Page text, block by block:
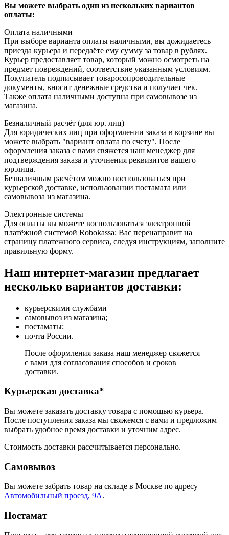
Вы можете выбрать один из нескольких вариантов
оплаты:
Оплата наличными
При выборе варианта оплаты наличными, вы дожидаетесь
приезда курьера и передаёте ему сумму за товар в рублях.
Курьер предоставляет товар, который можно осмотреть на
предмет повреждений, соответствие указанным условиям.
Покупатель подписывает товаросопроводительные
документы, вносит денежные средства и получает чек.
Также оплата наличными доступна при самовывозе из
магазина.
Безналичный расчёт (для юр. лиц)
Для юридических лиц при оформлении заказа в корзине вы
можете выбрать "вариант оплата по счету". После
оформления заказа с вами свяжется наш менеджер для
подтверждения заказа и уточнения реквизитов вашего
юр.лица.
Безналичным расчётом можно воспользоваться при
курьерской доставке, использовании постамата или
самовывоза из магазина.
Электронные системы
Для оплаты вы можете воспользоваться электронной
платёжной системой Robokassa: Вас перенаправит на
страницу платежного сервиса, следуя инструкциям, заполните
правильную форму.
Наш интернет-магазин предлагает
несколько вариантов доставки:
курьерскими службами
самовывоз из магазина;
постаматы;
почта России.
После оформления заказа наш менеджер свяжется
с вами для согласования способов и сроков
доставки.
Курьерская доставка*
Вы можете заказать доставку товара с помощью курьера.
После поступления заказа мы свяжемся с вами и предложим
выбрать удобное время доставки и уточним адрес.
Стоимость доставки рассчитывается персонально.
Самовывоз
Вы можете забрать товар на складе в Москве по адресу
Автомобильный проезд, 9А.
Постамат